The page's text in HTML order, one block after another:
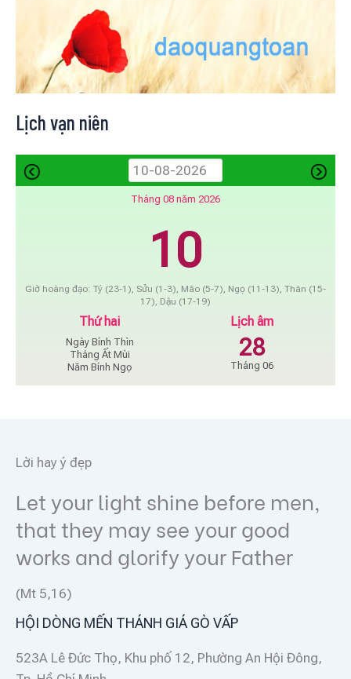
Lịch vạn niên
Tháng 08 năm 2026
10
Giờ hoàng đạo: Tý (23-1), Sửu (1-3), Mão (5-7), Ngọ (11-13), Thân (15-
17), Dậu (17-19)
Thứ hai
Ngày Bính Thìn
Tháng Ất Mùi
Năm Bính Ngọ
Lịch âm
28
Tháng 06
Lời hay ý đẹp
Let your light shine before men,
that they may see your good
works and glorify your Father
(Mt 5,16)
HỘI DÒNG MẾN THÁNH GIÁ GÒ VẤP
523A Lê Đức Thọ, Khu phố 12, Phường An Hội Đông,